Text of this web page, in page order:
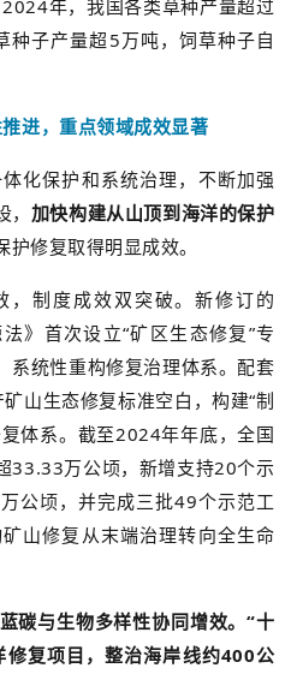
年，我国各类草种产量超过
种子产量超5万吨，饲草种子自
进，重点领域成效显著
化保护和系统治理，不断加强
加快构建从山顶到海洋的保护
护修复取得明显成效。
，制度成效双突破。新修订的
》首次设立“矿区生态修复”专
系统性重构修复治理体系。配套
山生态修复标准空白，构建“制
体系。截至2024年年底，全国
33.33万公顷，新增支持20个示
公顷，并完成三批49个示范工
山修复从末端治理转向全生命
碳与生物多样性协同增效。“十
复项目，整治海岸线约400公